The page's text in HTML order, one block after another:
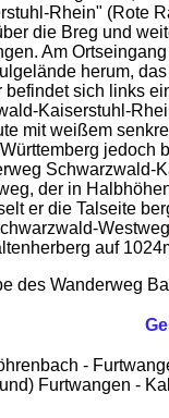
Rhein" (Rote
die Breg und
Am
herum,
befindet sich links
Kaiserstuhl-
mit weißem
jedoch
Schwarzwald-
der in
er die Talseite
auf
des Wanderweg
-
Furtwangen -